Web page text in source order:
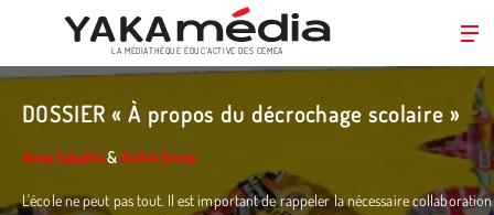
Aller
principal
LA MÉDIATHÈQUE ÉDUC’ACTIVE DES CEMÉA
DOSSIER « À propos du décrochage scolaire »
Anne Sabatini&André Sirota
L'école ne peut pas tout. Il est important de rappeler la nécessaire collaboration